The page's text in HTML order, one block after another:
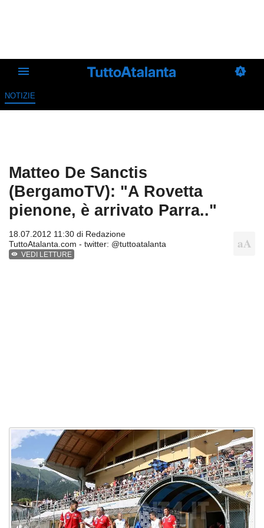
NOTIZIE
Matteo De Sanctis
(BergamoTV): "A Rovetta
pienone, è arrivato Parra.."
18.07.2012 11:30 di Redazione
TuttoAtalanta.com - twitter: @tuttoatalanta
VEDI LETTURE